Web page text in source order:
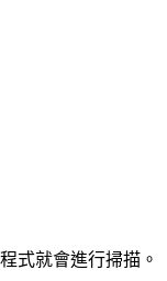
式就會進行掃描。